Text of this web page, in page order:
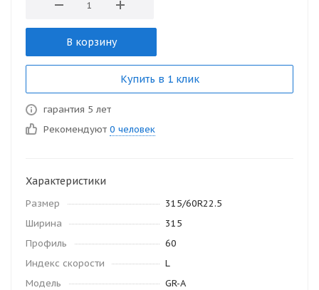
В корзину
Купить в 1 клик
гарантия 5 лет
Рекомендуют 0 человек
Характеристики
Размер
315/60R22.5
Ширина
315
Профиль
60
Индекс скорости
L
Модель
GR-A